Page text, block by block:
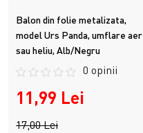
Balon din folie metalizata,
model Urs Panda, umflare aer
sau heliu, Alb/Negru
0 opinii
11,99 Lei
17,00 Lei